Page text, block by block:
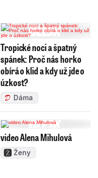
Tropické noci a špatný
spánek: Proč nás horko
obírá o klid a kdy už jde o
úzkost?
Dáma
video Alena Mihulová
Ženy